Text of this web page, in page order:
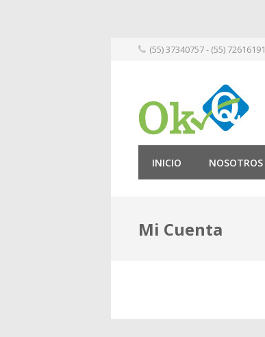
(55) 37340757 - (55) 72616191
INICIO NOSOTROS
Mi Cuenta